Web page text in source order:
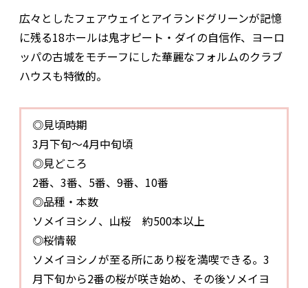
広々としたフェアウェイとアイランドグリーンが記憶
に残る18ホールは鬼才ピート・ダイの自信作、ヨーロ
ッパの古城をモチーフにした華麗なフォルムのクラブ
ハウスも特徴的。
◎見頃時期
3月下旬～4月中旬頃
◎見どころ
2番、3番、5番、9番、10番
◎品種・本数
ソメイヨシノ、山桜 約500本以上
◎桜情報
ソメイヨシノが至る所にあり桜を満喫できる。3
月下旬から2番の桜が咲き始め、その後ソメイヨ